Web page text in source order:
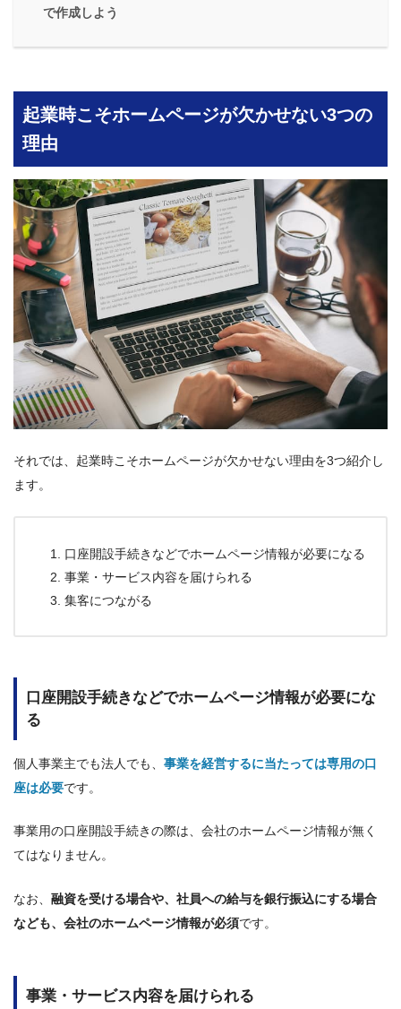
で作成しよう
起業時こそホームページが欠かせない3つの
理由
それでは、起業時こそホームページが欠かせない理由を3つ紹介し
ます。
口座開設手続きなどでホームページ情報が必要になる
事業・サービス内容を届けられる
集客につながる
口座開設手続きなどでホームページ情報が必要にな
る
個人事業主でも法人でも、 事業を経営するに当たっては専用の口
座は必要です。
事業用の口座開設手続きの際は、会社のホームページ情報が無く
てはなりません。
なお、 融資を受ける場合や、社員への給与を銀行振込にする場合
なども、会社のホームページ情報が必須です。
事業・サービス内容を届けられる